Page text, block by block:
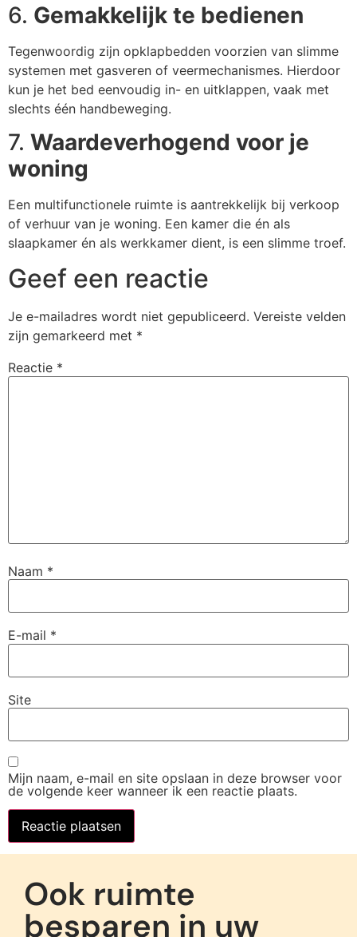
6. Gemakkelijk te bedienen
Tegenwoordig zijn opklapbedden voorzien van slimme
systemen met gasveren of veermechanismes. Hierdoor
kun je het bed eenvoudig in- en uitklappen, vaak met
slechts één handbeweging.
7. Waardeverhogend voor je
woning
Een multifunctionele ruimte is aantrekkelijk bij verkoop
of verhuur van je woning. Een kamer die én als
slaapkamer én als werkkamer dient, is een slimme troef.
Geef een reactie
Je e-mailadres wordt niet gepubliceerd. Vereiste velden
zijn gemarkeerd met *
Reactie *
Naam *
E-mail *
Site
Mijn naam, e-mail en site opslaan in deze browser voor
de volgende keer wanneer ik een reactie plaats.
Ook ruimte
besparen in uw